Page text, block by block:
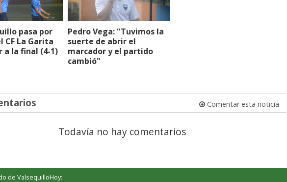
pasa por
CF La Garita
a la final (4-1)
Pedro Vega: "Tuvimos la
suerte de abrir el
marcador y el partido
cambió"
Comentar esta noticia
Todavía no hay comentarios
de ValsequilloHoy: